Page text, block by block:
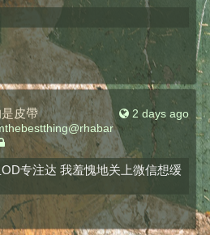
2 days ago
皮帶
专注达 我羞愧地关上微信想缓